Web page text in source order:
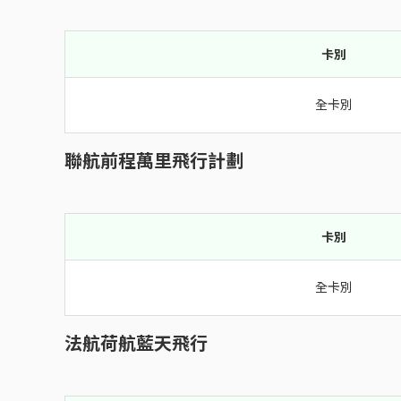
卡別
全卡別
聯航前程萬里飛行計劃
卡別
全卡別
法航荷航藍天飛行